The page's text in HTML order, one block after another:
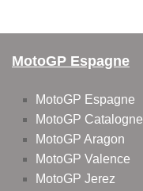
MotoGP Espagne
MotoGP Espagne
MotoGP Catalogne
MotoGP Aragon
MotoGP Valence
MotoGP Jerez